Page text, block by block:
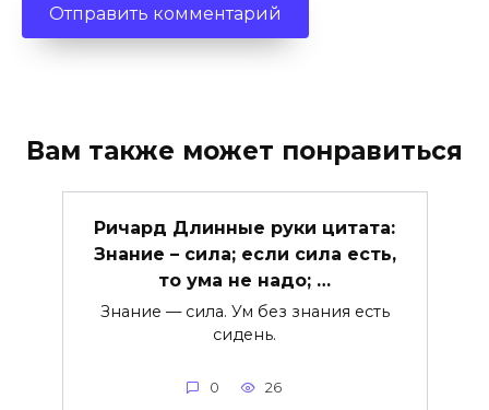
Вам также может понравиться
Ричард Длинные руки цитата:
Знание – сила; если сила есть,
то ума не надо; …
Знание — сила. Ум без знания есть
сидень.
0 26